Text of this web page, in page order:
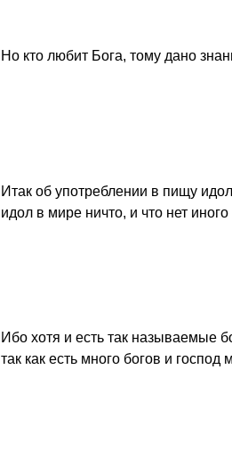
Но кто любит Бога, тому дано
Итак об употреблении в пищу
идол в мире ничто, и что нет
Ибо хотя и есть так называемые
так как есть много богов и господ